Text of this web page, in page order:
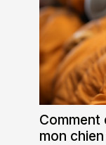
Comment
mon chien